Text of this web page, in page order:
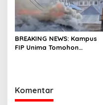
BREAKING NEWS: Kampus
FIP Unima Tomohon
Komentar